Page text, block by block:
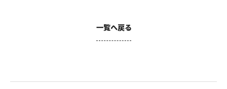
一覧へ戻る